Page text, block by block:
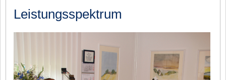
Leistungsspektrum